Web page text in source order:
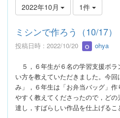
2022年10月 1件
ミシンで作ろう（10/17）
投稿日時 : 2022/10/20 ohya
５，６年生が６名の学習支援ボ
い方を教えていただきました。今
み」，６年生は「お弁当バッグ」作
やすく教えてくださったので，ど
達し，すばらしい作品を仕上げるこ